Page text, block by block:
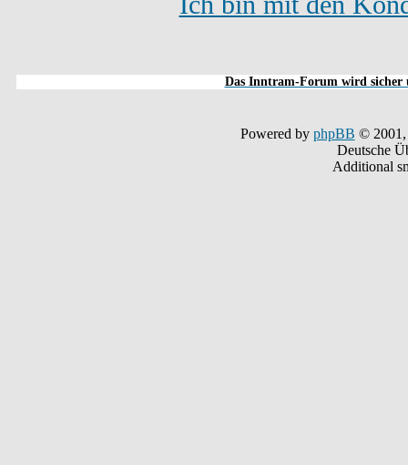
Das Inntram-Forum wird sicher
Powered by phpBB © 2001,
Deutsche
Additional